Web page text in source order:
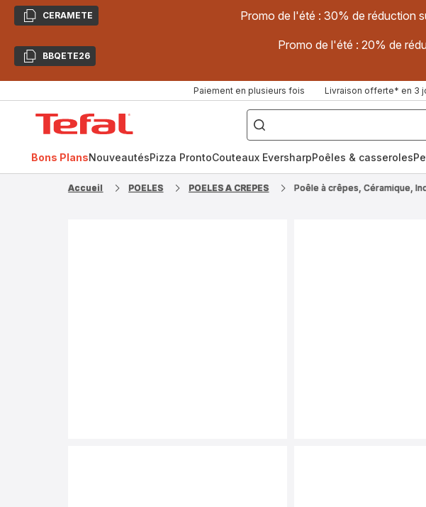
CopierCERAMETE Promo de l'été : 30% de réduction
CopierBBQETE26
Promo de l'été : 20% de
Paiement en plusieurs fois Livraison offerte* en 3
["Poêles
inox,
Cake
Factory,
Bons PlansNouveautésPizza ProntoCouteaux EversharpPoêles & casseroles
Accueil POELES POELES A CREPES Poêle à crêpes, Céramique,